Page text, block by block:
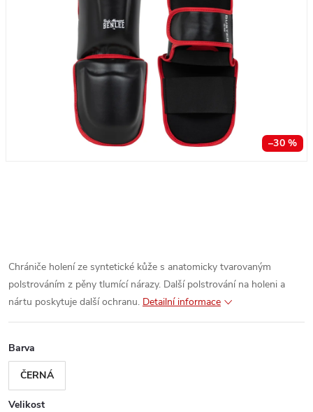
–30 %
Chrániče holení ze syntetické kůže s anatomicky tvarovaným
polstrováním z pěny tlumící nárazy. Další polstrování na holeni a
nártu poskytuje další ochranu. Detailní informace
Barva
ČERNÁ
Velikost